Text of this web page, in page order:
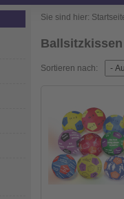
Sie sind hier:
Sortieren nach: